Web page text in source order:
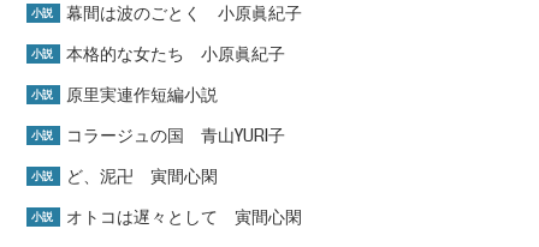
小説 幕間は波のごとく 小原眞紀子
小説 本格的な女たち 小原眞紀子
小説 原里実連作短編小説
小説 コラージュの国 青山YURI子
小説 ど、泥卍 寅間心閑
小説 オトコは遅々として 寅間心閑